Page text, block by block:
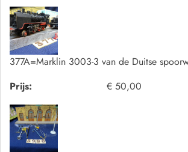
377A=Marklin 3003-3 van de Duitse
Prijs:
€ 50,00